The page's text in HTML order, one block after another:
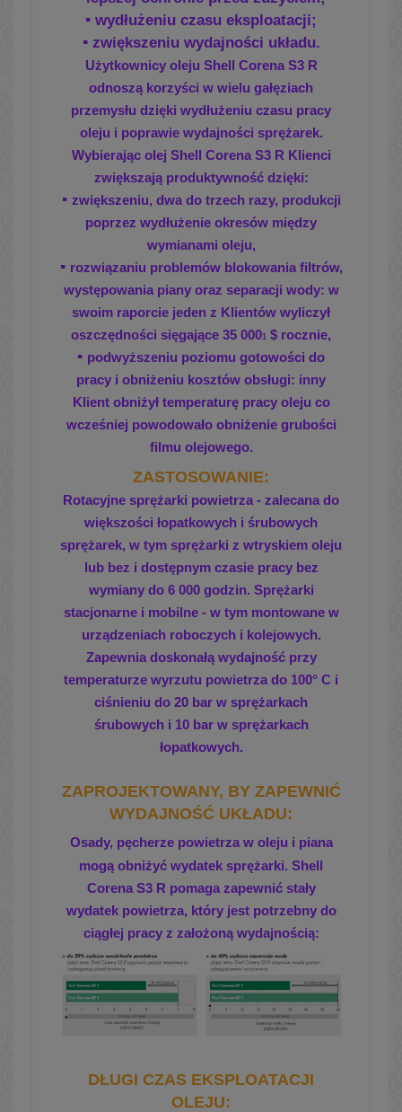
▪ wydłużeniu czasu eksploatacji;
▪ zwiększeniu wydajności układu.
Użytkownicy oleju Shell Corena S3 R
odnoszą korzyści w wielu gałęziach
przemysłu dzięki wydłużeniu czasu pracy
oleju i poprawie wydajności sprężarek.
Wybierając olej Shell Corena S3 R Klienci
zwiększają produktywność dzięki:
▪ zwiększeniu, dwa do trzech razy, produkcji
poprzez wydłużenie okresów między
wymianami oleju,
▪ rozwiązaniu problemów blokowania filtrów,
występowania piany oraz separacji wody: w
swoim raporcie jeden z Klientów wyliczył
oszczędności sięgające 35 0001 $ rocznie,
▪ podwyższeniu poziomu gotowości do
pracy i obniżeniu kosztów obsługi: inny
Klient obniżył temperaturę pracy oleju co
wcześniej powodowało obniżenie grubości
filmu olejowego.
ZASTOSOWANIE:
Rotacyjne sprężarki powietrza - zalecana do
większości łopatkowych i śrubowych
sprężarek, w tym sprężarki z wtryskiem oleju
lub bez i dostępnym czasie pracy bez
wymiany do 6 000 godzin. Sprężarki
stacjonarne i mobilne - w tym montowane w
urządzeniach roboczych i kolejowych.
Zapewnia doskonałą wydajność przy
temperaturze wyrzutu powietrza do 100° C i
ciśnieniu do 20 bar w sprężarkach
śrubowych i 10 bar w sprężarkach
łopatkowych.
ZAPROJEKTOWANY, BY ZAPEWNIĆ
WYDAJNOŚĆ UKŁADU:
Osady, pęcherze powietrza w oleju i piana
mogą obniżyć wydatek sprężarki. Shell
Corena S3 R pomaga zapewnić stały
wydatek powietrza, który jest potrzebny do
ciągłej pracy z założoną wydajnością:
DŁUGI CZAS EKSPLOATACJI
OLEJU: